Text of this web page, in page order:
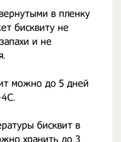
в пленку
бисквиту не
и не
можно до 5 дней
бисквит в
хранить до 3